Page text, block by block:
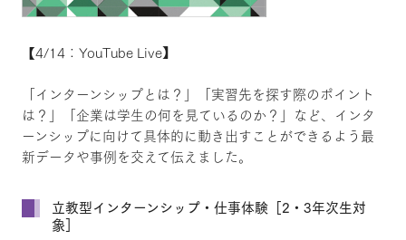
【4/14：YouTube Live】
「インターンシップとは？」「実習先を探す際のポイント
は？」「企業は学生の何を見ているのか？」など、インタ
ーンシップに向けて具体的に動き出すことができるよう最
新データや事例を交えて伝えました。
立教型インターンシップ・仕事体験［2・3年次生対
象］